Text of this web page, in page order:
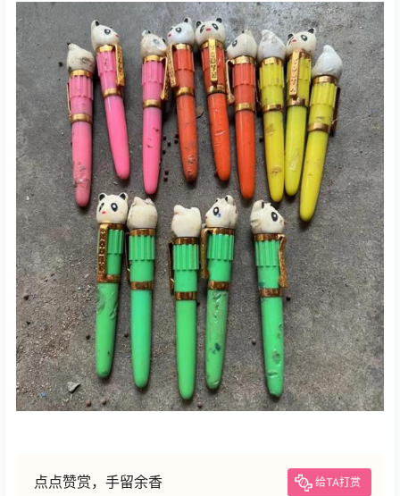
点点赞赏，手留余香 给TA打赏